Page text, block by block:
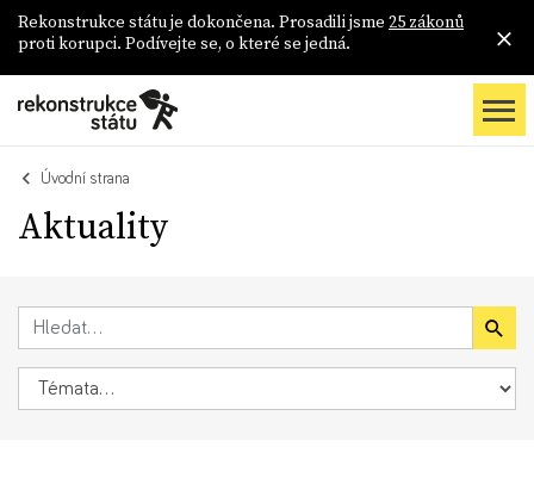
Rekonstrukce státu je dokončena. Prosadili jsme 25 zákonů
proti korupci. Podívejte se, o které se jedná.
Úvodní strana
Aktuality